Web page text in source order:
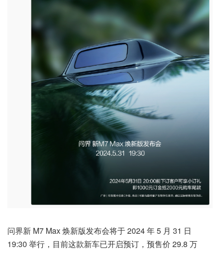
问界新 M7 Max 焕新版发布会将于 2024 年 5 月 31 日
19:30 举行，目前这款新车已开启预订，预售价 29.8 万